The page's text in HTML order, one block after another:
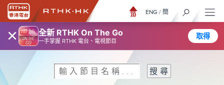
× 全新 RTHK On The Go
一手掌握 RTHK 電台、電視節目
取得
ENG / 簡